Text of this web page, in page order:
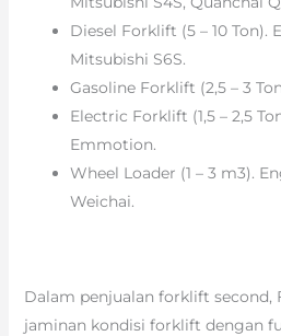
Diesel Forklift (5 – 10 Ton).
Mitsubishi S6S.
Gasoline Forklift (2,5 – 3
Electric Forklift (1,5 – 2,5
Emmotion.
Wheel Loader (1 – 3 m3).
Weichai.
Dalam penjualan forklift second,
jaminan kondisi forklift dengan